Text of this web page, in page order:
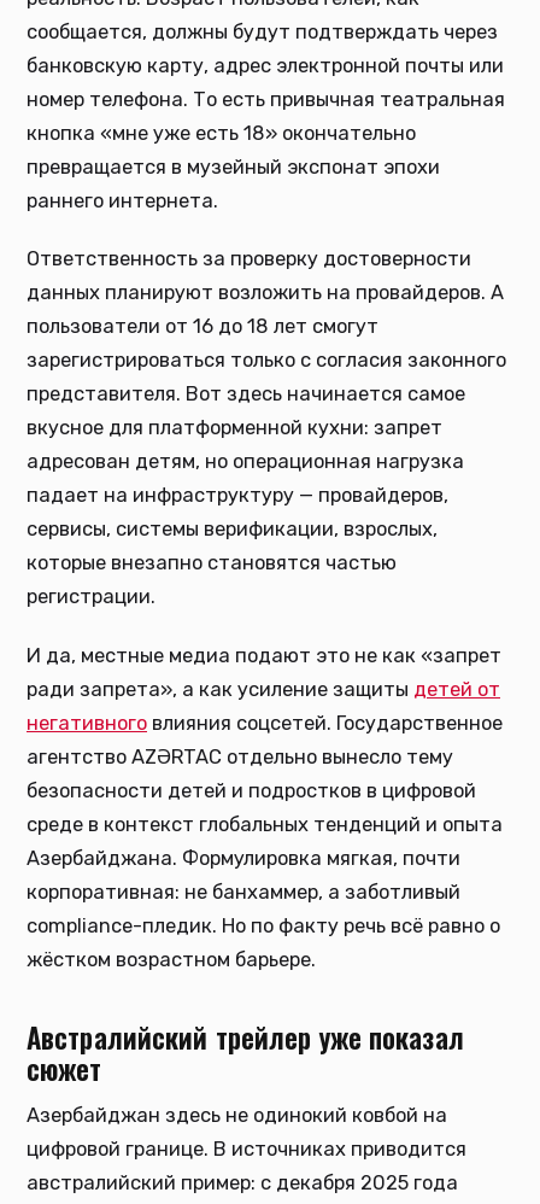
сообщается, должны будут подтверждать через
банковскую карту, адрес электронной почты или
номер телефона. То есть привычная театральная
кнопка «мне уже есть 18» окончательно
превращается в музейный экспонат эпохи
раннего интернета.
Ответственность за проверку достоверности
данных планируют возложить на провайдеров. А
пользователи от 16 до 18 лет смогут
зарегистрироваться только с согласия законного
представителя. Вот здесь начинается самое
вкусное для платформенной кухни: запрет
адресован детям, но операционная нагрузка
падает на инфраструктуру — провайдеров,
сервисы, системы верификации, взрослых,
которые внезапно становятся частью
регистрации.
И да, местные медиа подают это не как «запрет
ради запрета», а как усиление защиты детей от
негативного влияния соцсетей. Государственное
агентство AZƏRTAC отдельно вынесло тему
безопасности детей и подростков в цифровой
среде в контекст глобальных тенденций и опыта
Азербайджана. Формулировка мягкая, почти
корпоративная: не банхаммер, а заботливый
compliance-пледик. Но по факту речь всё равно о
жёстком возрастном барьере.
Австралийский трейлер уже показал
сюжет
Азербайджан здесь не одинокий ковбой на
цифровой границе. В источниках приводится
австралийский пример: с декабря 2025 года